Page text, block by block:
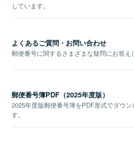
しています。
よくあるご質問・お問い合わせ
郵便番号に関するさまざまな疑問にお答え
郵便番号簿PDF（2025年度版）
2025年度版郵便番号簿をPDF形式でダウン
す。